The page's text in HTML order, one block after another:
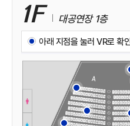
1F 대공연장 1층
아래 지점을 눌러 VR로 확